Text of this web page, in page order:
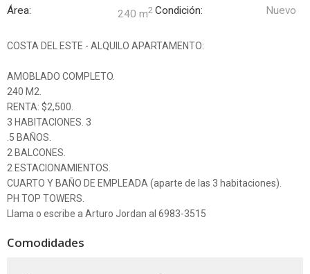
Área:
240 m2 Condición: Nuevo
COSTA DEL ESTE - ALQUILO APARTAMENTO:
AMOBLADO COMPLETO.
240 M2.
RENTA: $2,500.
3 HABITACIONES. 3
.5 BAÑOS.
2 BALCONES.
2 ESTACIONAMIENTOS.
CUARTO Y BAÑO DE EMPLEADA (aparte de las 3 habitaciones).
PH TOP TOWERS.
Llama o escribe a Arturo Jordan al 6983-3515
Comodidades